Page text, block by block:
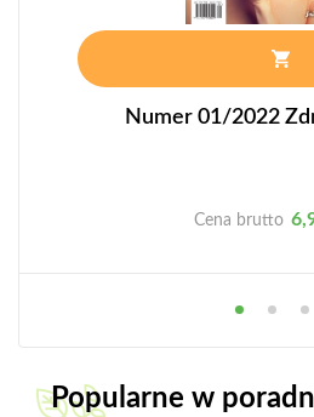
Numer 01/2022
Cena brutto
Popularne w